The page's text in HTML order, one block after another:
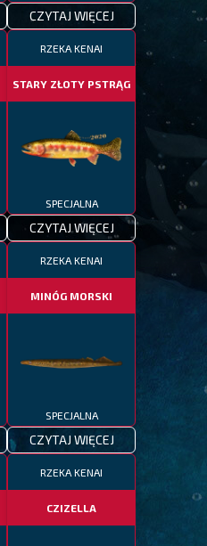
CZYTAJ WIĘCEJ
RZEKA KENAI
STARY ZŁOTY PSTRĄG
SPECJALNA
CZYTAJ WIĘCEJ
RZEKA KENAI
MINÓG MORSKI
SPECJALNA
CZYTAJ WIĘCEJ
RZEKA KENAI
CZIZELLA